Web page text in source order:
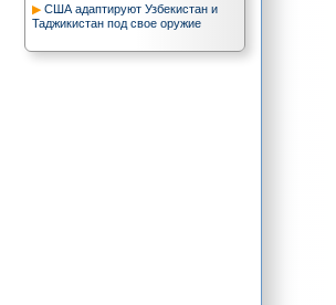
США адаптируют Узбекистан и
Таджикистан под свое оружие